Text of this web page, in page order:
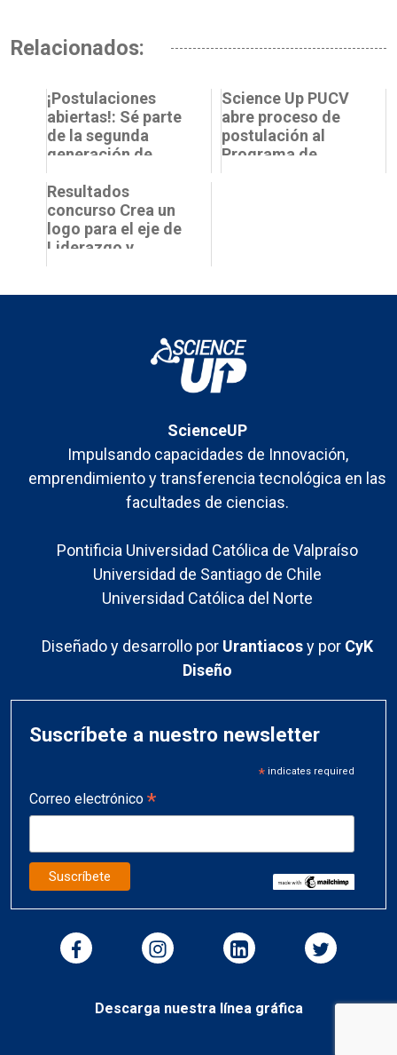
Relacionados:
¡Postulaciones
abiertas!: Sé parte
de la segunda
generación de
Science Up en la
PUCV
Science Up PUCV
abre proceso de
postulación al
Programa de
Resultados
concurso Crea un
logo para el eje de
Liderazgo y
ScienceUP
Impulsando capacidades de Innovación,
emprendimiento y transferencia tecnológica en las
facultades de ciencias.
Pontificia Universidad Católica de Valpraíso
Universidad de Santiago de Chile
Universidad Católica del Norte
Diseñado y desarrollo por Urantiacosy por CyK
Diseño
Suscríbete a nuestro newsletter
*indicates required
Correo electrónico *
Descarga nuestra línea gráfica